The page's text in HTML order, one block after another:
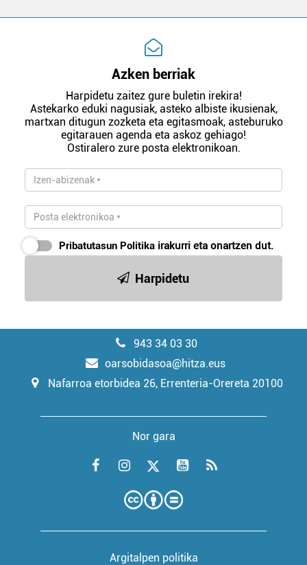
Azken berriak
Harpidetu zaitez gure buletin irekira!
Astekarko eduki nagusiak, asteko albiste ikusienak,
martxan ditugun zozketa eta egitasmoak, asteburuko
egitarauen agenda eta askoz gehiago!
Ostiralero zure posta elektronikoan.
Pribatutasun Politika irakurri eta onartzen dut.
Harpidetu
943 34 03 30
oarsobidasoa@hitza.eus
Nafarroa etorbidea 26, Errenteria-Orereta 20100
Nor gara
Argitalpen politika